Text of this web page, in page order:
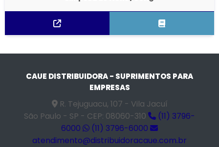
CAUE DISTRIBUIDORA - SUPRIMENTOS PARA
EMPRESAS
R. Tejuguacu, 107 - Vila Jacuí
São Paulo - SP - CEP: 08060-310
(11) 3796-
6000
(11) 3796-6000
atendimento@distribuidoracaue.com.br